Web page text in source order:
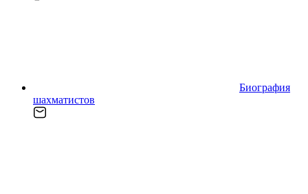
Биография
шахматистов